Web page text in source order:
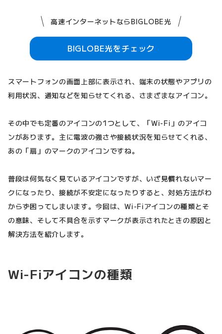
高速インターネットならBIGLOBE光
BIGLOBE光をチェック
スマートフォンの画面上部に表示され、端末の状態やアプリの
利用状況、通知などを知らせてくれる、さまざまなアイコン。
その中でも定番のアイコンの1つとして、「Wi-Fi」のアイコ
ンがあります。主に電波の強さや接続状況を知らせてくれる、
あの「扇」のマークのアイコンですね。
普段は何気なく見ているアイコンですが、いざ見慣れないマー
クになったり、接続が不安定になったりすると、対処方法がわ
からず困ってしまいます。今回は、Wi-Fiアイコンの種類とそ
の意味、そして不具合を示すマークが表示されたときの原因と
解決方法を紹介します。
Wi-Fiアイコンの種類